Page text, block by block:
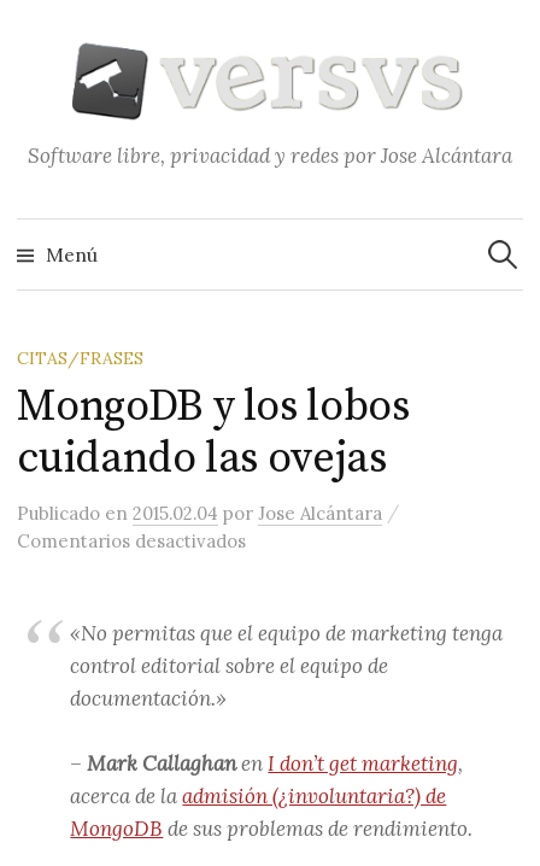
contenido
Software libre, privacidad y redes por Jose Alcántara
Menú
CITAS/FRASES
MongoDB y los lobos
cuidando las ovejas
Publicado en2015.02.04 porJose Alcántara /
Comentarios desactivadosen MongoDB y los lobos cuidando
«No permitas que el equipo de marketing tenga
control editorial sobre el equipo de
documentación.»
–Mark CallaghanenI don’t get marketing,
acerca de laadmisión (¿involuntaria?) de
MongoDB de sus problemas de rendimiento.